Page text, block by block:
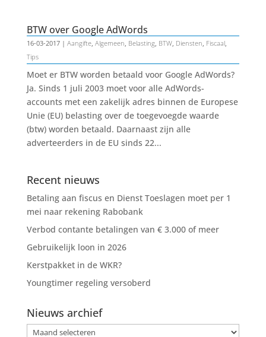
BTW over Google AdWords
16-03-2017| Aangifte, Algemeen, Belasting, BTW, Diensten, Fiscaal,
Tips
Moet er BTW worden betaald voor Google AdWords?
Ja. Sinds 1 juli 2003 moet voor alle AdWords-
accounts met een zakelijk adres binnen de Europese
Unie (EU) belasting over de toegevoegde waarde
(btw) worden betaald. Daarnaast zijn alle
adverteerders in de EU sinds 22...
Recent nieuws
Betaling aan fiscus en Dienst Toeslagen moet per 1
mei naar rekening Rabobank
Verbod contante betalingen van € 3.000 of meer
Gebruikelijk loon in 2026
Kerstpakket in de WKR?
Youngtimer regeling versoberd
Nieuws archief
Nieuws